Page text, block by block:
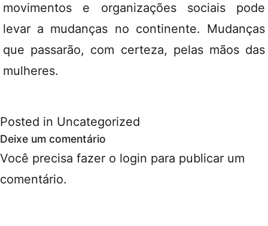
movimentos e organizações sociais pode
levar a mudanças no continente. Mudanças
que passarão, com certeza, pelas mãos das
mulheres.
Posted in Uncategorized
Deixe um comentário
Você precisa fazer o login para publicar um
comentário.